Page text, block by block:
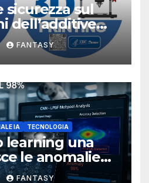
sicurezza sul
dell’additive
secondo
FANTASY
IA TECNOLOGIA
learning una
le anomalie
fusione
FANTASY